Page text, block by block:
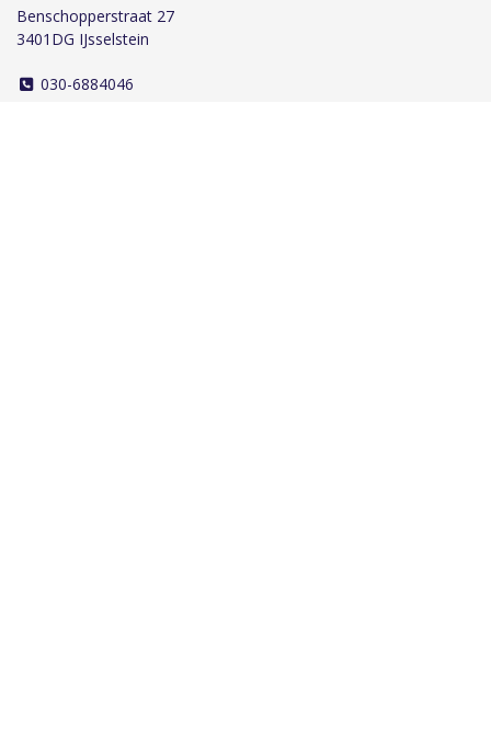
Benschopperstraat 27
3401DG IJsselstein
030-6884046